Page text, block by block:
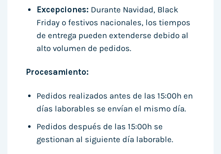
Excepciones: Durante Navidad, Black
Friday o festivos nacionales, los tiempos
de entrega pueden extenderse debido al
alto volumen de pedidos.
Procesamiento:
Pedidos realizados antes de las 15:00h en
días laborables se envían el mismo día.
Pedidos después de las 15:00h se
gestionan al siguiente día laborable.